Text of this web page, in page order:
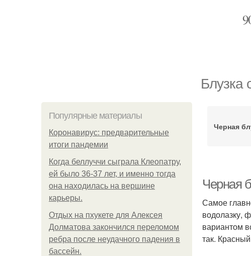
Блузка
Популярные материалы
Коронавирус: предварительные
итоги пандемии
Когда беллуччи сыграла Клеопатру,
ей было 36-37 лет, и именно тогда
она находилась на вершине
карьеры.
Отдых на пхукете для Алексея
Долматова закончился переломом
ребра после неудачного падения в
бассейн.
Черная
Черная
Самое
водолазку,
вариантом
так.